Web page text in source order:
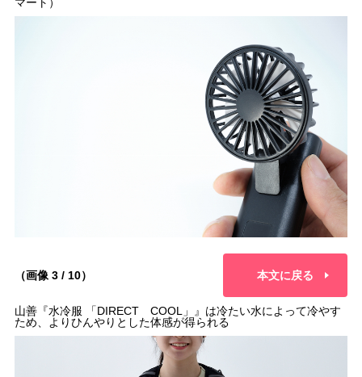
（画像 3 / 10） 本文に戻る
山善『水冷服 「DIRECT COOL」』は冷たい水によって冷やす
ため、よりひんやりとした体感が得られる